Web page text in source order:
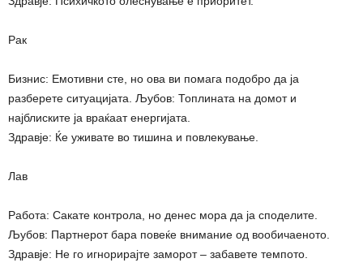
Рак
Бизнис: Емотивни сте, но ова ви помага подобро да ја
разберете ситуацијата. Љубов: Топлината на домот и
најблиските ја враќаат енергијата.
Здравје: Ќе уживате во тишина и повлекување.
Лав
Работа: Сакате контрола, но денес мора да ја споделите.
Љубов: Партнерот бара повеќе внимание од вообичаеното.
Здравје: Не го игнорирајте заморот – забавете темпото.